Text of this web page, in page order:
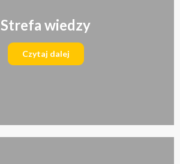
Strefa wiedzy
Czytaj dalej